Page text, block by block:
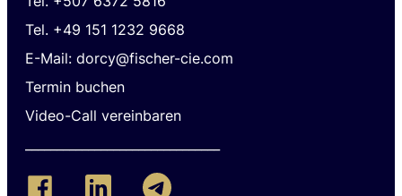
Tel. +49 151 1232 9668
E-Mail: dorcy@fischer-cie.com
Termin buchen
Video-Call vereinbaren